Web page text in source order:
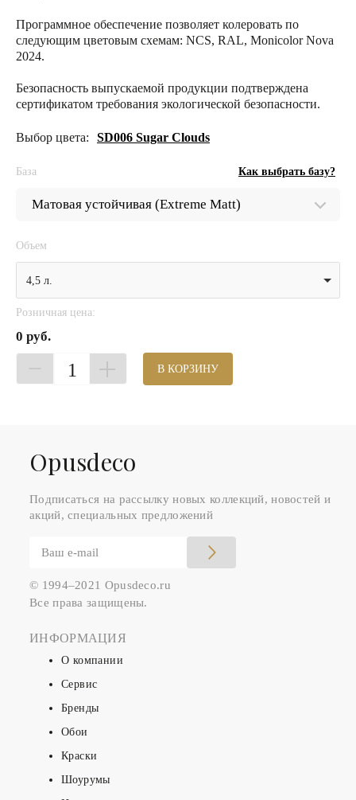
Программное обеспечение позволяет колеровать по
следующим цветовым схемам: NCS, RAL, Monicolor Nova
2024.
Безопасность выпускаемой продукции подтверждена
сертификатом требования экологической безопасности.
Выбор цвета: SD006 Sugar Clouds
База Как выбрать базу?
Объем
4,5 л.
Розничная цена:
0 руб.
1 В КОРЗИНУ
Оpusdeco
Подписаться на рассылку новых коллекций, новостей и
акций, специальных предложений
© 1994–2021 Opusdeco.ru
Все права защищены.
ИНФОРМАЦИЯ
О компании
Сервис
Бренды
Обои
Краски
Шоурумы